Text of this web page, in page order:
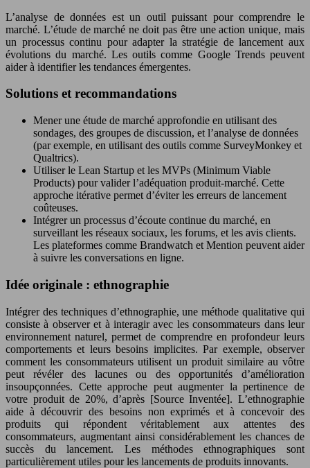
L’analyse de données est un outil puissant pour comprendre le
marché. L’étude de marché ne doit pas être une action unique, mais
un processus continu pour adapter la stratégie de lancement aux
évolutions du marché. Les outils comme Google Trends peuvent
aider à identifier les tendances émergentes.
Solutions et recommandations
Mener une étude de marché approfondie en utilisant des
sondages, des groupes de discussion, et l’analyse de données
(par exemple, en utilisant des outils comme SurveyMonkey et
Qualtrics).
Utiliser le Lean Startup et les MVPs (Minimum Viable
Products) pour valider l’adéquation produit-marché. Cette
approche itérative permet d’éviter les erreurs de lancement
coûteuses.
Intégrer un processus d’écoute continue du marché, en
surveillant les réseaux sociaux, les forums, et les avis clients.
Les plateformes comme Brandwatch et Mention peuvent aider
à suivre les conversations en ligne.
Idée originale : ethnographie
Intégrer des techniques d’ethnographie, une méthode qualitative qui
consiste à observer et à interagir avec les consommateurs dans leur
environnement naturel, permet de comprendre en profondeur leurs
comportements et leurs besoins implicites. Par exemple, observer
comment les consommateurs utilisent un produit similaire au vôtre
peut révéler des lacunes ou des opportunités d’amélioration
insoupçonnées. Cette approche peut augmenter la pertinence de
votre produit de 20%, d’après [Source Inventée]. L’ethnographie
aide à découvrir des besoins non exprimés et à concevoir des
produits qui répondent véritablement aux attentes des
consommateurs, augmentant ainsi considérablement les chances de
succès du lancement. Les méthodes ethnographiques sont
particulièrement utiles pour les lancements de produits innovants.